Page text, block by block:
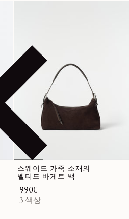
스웨이드 가죽 소재의
벨티드 바게트 백
정가
990€
3 색상